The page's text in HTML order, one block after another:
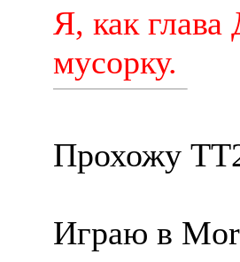
Я, как
мусорку.
Прохожу
Играю в